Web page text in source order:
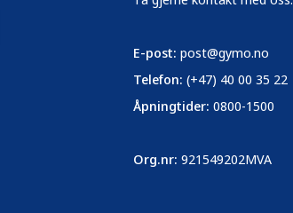
E-post: post@gymo.no
Telefon: (+47) 40 00 35 22
Åpningtider: 0800-1500
Org.nr: 921549202MVA